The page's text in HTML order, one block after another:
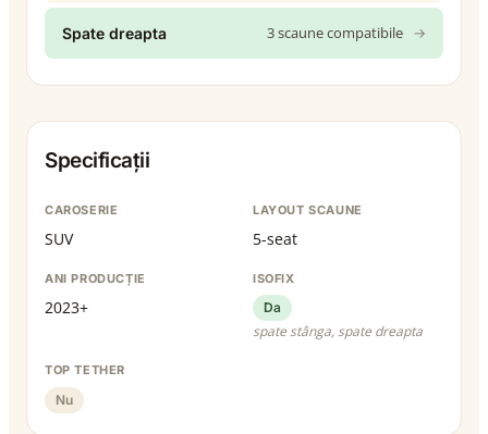
Spate dreapta 3 scaune compatibile →
Specificații
CAROSERIE
SUV
LAYOUT SCAUNE
5-seat
ANI PRODUCȚIE
2023+
ISOFIX
Da
spate stânga, spate dreapta
TOP TETHER
Nu